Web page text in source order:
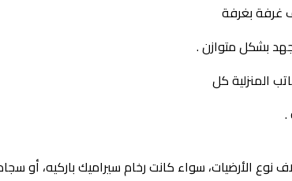
غرفة بغرفة
بشكل متوازن .
المنزلية كل
.
نوع الأرضيات، سواء كانت رخام سيراميك باركيه، أو